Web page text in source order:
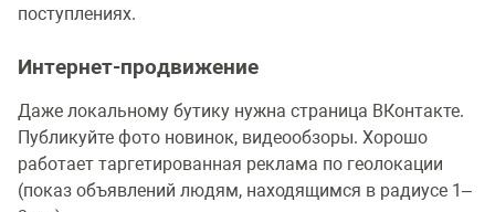
поступлениях.
Интернет-продвижение
Даже локальному бутику нужна страница ВКонтакте.
Публикуйте фото новинок, видеообзоры. Хорошо
работает таргетированная реклама по геолокации
(показ объявлений людям, находящимся в радиусе 1–